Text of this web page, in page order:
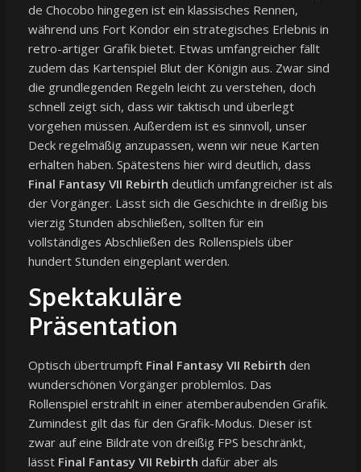
de Chocobo hingegen ist ein klassisches Rennen,
während uns Fort Kondor ein strategisches Erlebnis in
retro-artiger Grafik bietet. Etwas umfangreicher fällt
zudem das Kartenspiel Blut der Königin aus. Zwar sind
die grundlegenden Regeln leicht zu verstehen, doch
schnell zeigt sich, dass wir taktisch und überlegt
vorgehen müssen. Außerdem ist es sinnvoll, unser
Deck regelmäßig anzupassen, wenn wir neue Karten
erhalten haben. Spätestens hier wird deutlich, dass
Final Fantasy VII Rebirth deutlich umfangreicher ist als
der Vorgänger. Lässt sich die Geschichte in dreißig bis
vierzig Stunden abschließen, sollten für ein
vollständiges Abschließen des Rollenspiels über
hundert Stunden eingeplant werden.
Spektakuläre
Präsentation
Optisch übertrumpft Final Fantasy VII Rebirth den
wunderschönen Vorgänger problemlos. Das
Rollenspiel erstrahlt in einer atemberaubenden Grafik.
Zumindest gilt das für den Grafik-Modus. Dieser ist
zwar auf eine Bildrate von dreißig FPS beschränkt,
lässt Final Fantasy VII Rebirth dafür aber als